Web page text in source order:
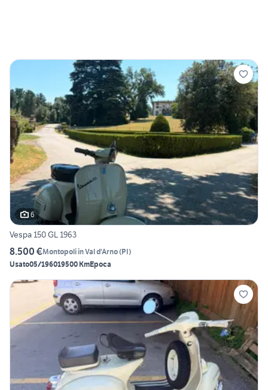
6
Vespa 150 GL 1963
8.500 €Montopoli in Val d'Arno(PI)
Usato05/196019500 KmEpoca